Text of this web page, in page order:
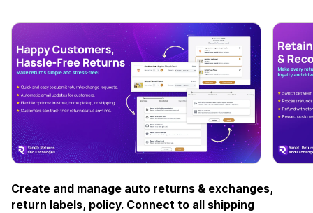
Create and manage auto returns & exchanges,
return labels, policy. Connect to all shipping